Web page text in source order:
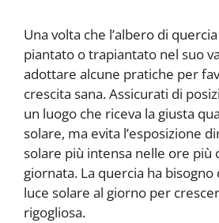
Una volta che l’albero di
piantato o trapiantato nel suo
adottare alcune pratiche per
crescita sana. Assicurati di
un luogo che riceva la giusta
solare, ma evita l’esposizione
solare più intensa nelle ore più
giornata. La quercia ha
luce solare al giorno per
rigogliosa.